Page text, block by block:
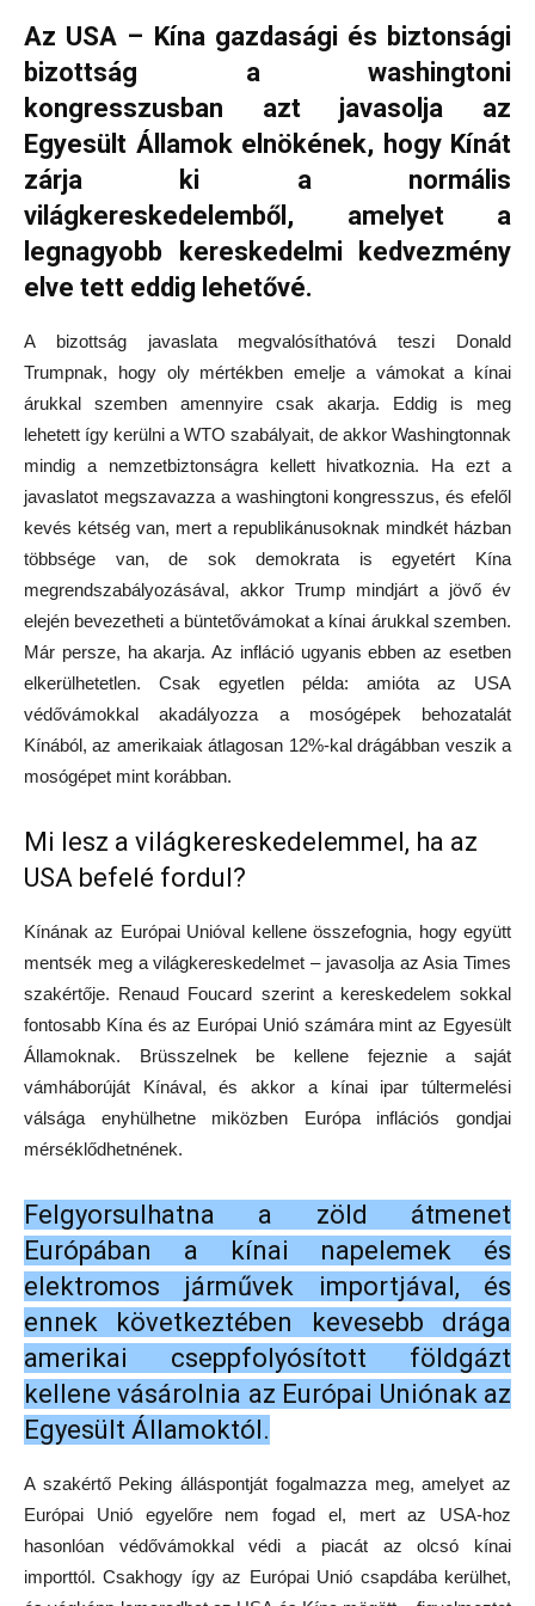
Az USA – Kína gazdasági és biztonsági
bizottság a washingtoni
kongresszusban azt javasolja az
Egyesült Államok elnökének, hogy Kínát
zárja ki a normális
világkereskedelemből, amelyet a
legnagyobb kereskedelmi kedvezmény
elve tett eddig lehetővé.
A bizottság javaslata megvalósíthatóvá teszi Donald
Trumpnak, hogy oly mértékben emelje a vámokat a kínai
árukkal szemben amennyire csak akarja. Eddig is meg
lehetett így kerülni a WTO szabályait, de akkor Washingtonnak
mindig a nemzetbiztonságra kellett hivatkoznia. Ha ezt a
javaslatot megszavazza a washingtoni kongresszus, és efelől
kevés kétség van, mert a republikánusoknak mindkét házban
többsége van, de sok demokrata is egyetért Kína
megrendszabályozásával, akkor Trump mindjárt a jövő év
elején bevezetheti a büntetővámokat a kínai árukkal szemben.
Már persze, ha akarja. Az infláció ugyanis ebben az esetben
elkerülhetetlen. Csak egyetlen példa: amióta az USA
védővámokkal akadályozza a mosógépek behozatalát
Kínából, az amerikaiak átlagosan 12%-kal drágábban veszik a
mosógépet mint korábban.
Mi lesz a világkereskedelemmel, ha az
USA befelé fordul?
Kínának az Európai Unióval kellene összefognia, hogy együtt
mentsék meg a világkereskedelmet – javasolja az Asia Times
szakértője. Renaud Foucard szerint a kereskedelem sokkal
fontosabb Kína és az Európai Unió számára mint az Egyesült
Államoknak. Brüsszelnek be kellene fejeznie a saját
vámháborúját Kínával, és akkor a kínai ipar túltermelési
válsága enyhülhetne miközben Európa inflációs gondjai
mérséklődhetnének.
Felgyorsulhatna a zöld átmenet
Európában a kínai napelemek és
elektromos járművek importjával, és
ennek következtében kevesebb drága
amerikai cseppfolyósított földgázt
kellene vásárolnia az Európai Uniónak az
Egyesült Államoktól.
A szakértő Peking álláspontját fogalmazza meg, amelyet az
Európai Unió egyelőre nem fogad el, mert az USA-hoz
hasonlóan védővámokkal védi a piacát az olcsó kínai
importtól. Csakhogy így az Európai Unió csapdába kerülhet,